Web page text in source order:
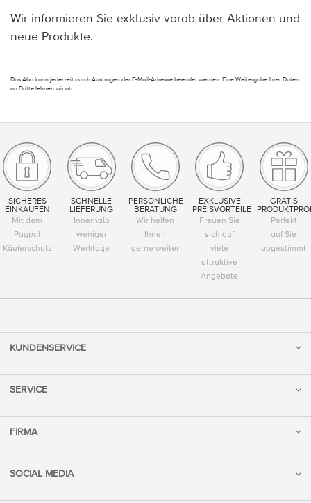
Wir informieren Sie exklusiv vorab über Aktionen und
neue Produkte.
Das Abo kann jederzeit durch Austragen der E-Mail-Adresse beendet werden. Eine Weitergabe Ihrer Daten
an Dritte lehnen wir ab.
SICHERES
EINKAUFEN
Mit dem
Paypal
Käuferschutz
SCHNELLE
LIEFERUNG
Innerhalb
weniger
Werktage
PERSÖNLICHE
BERATUNG
Wir helfen
Ihnen
gerne weiter
EXKLUSIVE
PREISVORTEILE
Freuen Sie
sich auf
viele
attraktive
Angebote
GRATIS
Perfekt
auf Sie
abgestimmt
KUNDENSERVICE
SERVICE
FIRMA
SOCIAL MEDIA